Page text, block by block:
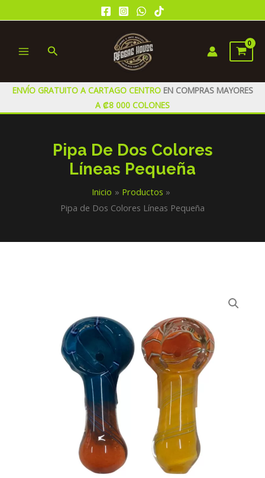
al
MENU
Buscar
ENVÍO GRATUITO A CARTAGO CENTRO EN COMPRAS MAYORES
A ₡8 000 COLONES
Pipa De Dos Colores
Líneas Pequeña
Inicio
Productos
Pipa de Dos Colores Líneas Pequeña